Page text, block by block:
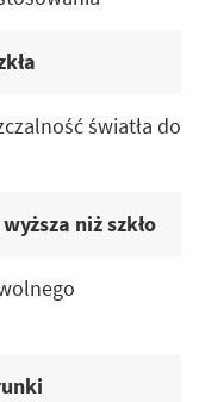
światła do
niż szkło